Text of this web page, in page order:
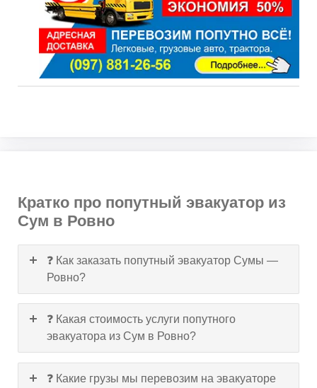
Кратко про попутный эвакуатор из
Сум в Ровно
❓ Как заказать попутный эвакуатор Сумы —
Ровно?
❓ Какая стоимость услуги попутного
эвакуатора из Сум в Ровно?
❓ Какие грузы мы перевозим на эвакуаторе